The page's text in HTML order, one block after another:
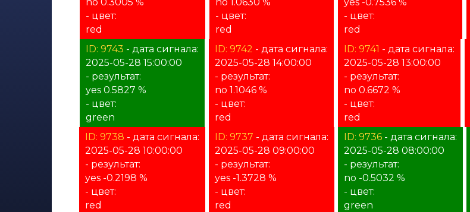
- цвет:
red
- цвет:
red
- цвет:
red
ID: 9743 - дата сигнала:
2025-05-28 15:00:00
- результат:
yes 0.5827 %
- цвет:
green
ID: 9742 - дата сигнала:
2025-05-28 14:00:00
- результат:
no 1.1046 %
- цвет:
red
ID: 9741 - дата сигнала:
2025-05-28 13:00:00
- результат:
no 0.6672 %
- цвет:
red
ID: 9738 - дата сигнала:
2025-05-28 10:00:00
- результат:
yes -0.2198 %
- цвет:
red
ID: 9737 - дата сигнала:
2025-05-28 09:00:00
- результат:
yes -1.3728 %
- цвет:
red
ID: 9736 - дата сигнала:
2025-05-28 08:00:00
- результат:
no -0.5032 %
- цвет:
green